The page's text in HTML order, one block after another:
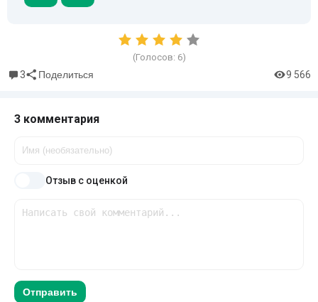
(Голосов: 6)
3 Поделиться 9 566
3 комментария
Отзыв с оценкой
Отправить